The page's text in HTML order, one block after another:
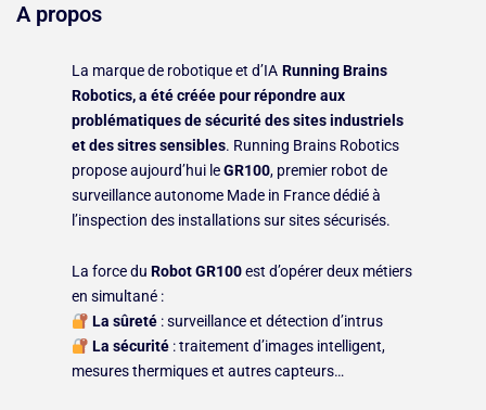
A propos
La marque de robotique et d’IA Running Brains
Robotics, a été créée pour répondre aux
problématiques de sécurité des sites industriels
et des sitres sensibles. Running Brains Robotics
propose aujourd’hui leGR100, premier robot de
surveillance autonome Made in France dédié à
l’inspection des installations sur sites sécurisés.
La force duRobot GR100est d’opérer deux métiers
en simultané :
La sûreté : surveillance et détection d’intrus
La sécurité : traitement d’images intelligent,
mesures thermiques et autres capteurs…